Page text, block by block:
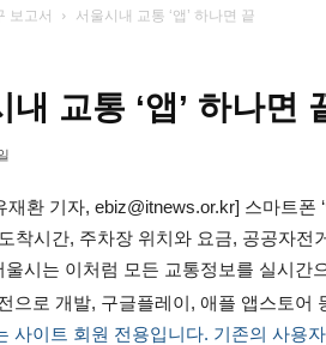
보고서 서울시내 교통 ‘앱’ 하나면 끝
내 교통 ‘앱’ 하나면
재환 기자, ebiz@itnews.or.kr] 스마트폰
착시간, 주차장 위치와 요금, 공공자
시는 이처럼 모든 교통정보를 실시간
으로 개발, 구글플레이, 애플 앱스토어
사이트 회원 전용입니다. 기존의 사용